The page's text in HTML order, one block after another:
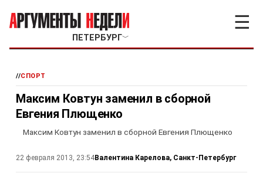
ПЕТЕРБУРГ﹀
☰
//СПОРТ
Максим Ковтун заменил в сборной
Евгения Плющенко
Максим Ковтун заменил в сборной Евгения Плющенко
22 февраля 2013, 23:54Валентина Карелова, Санкт-Петербург